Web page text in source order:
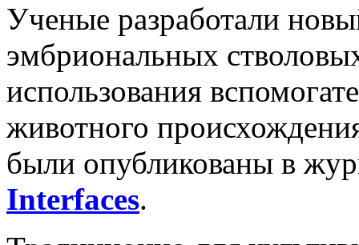
Ученые разработали
эмбриональных
использования
животного
были опубликованы в
Interfaces.